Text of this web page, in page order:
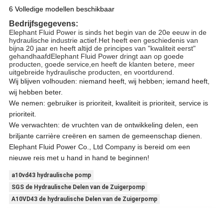
6 Volledige modellen beschikbaar
Bedrijfsgegevens:
Elephant Fluid Power is sinds het begin van de 20e eeuw in de
hydraulische industrie actief.Het heeft een geschiedenis van
bijna 20 jaar en heeft altijd de principes van "kwaliteit eerst"
gehandhaafdElephant Fluid Power dringt aan op goede
producten, goede service,en heeft de klanten betere, meer
uitgebreide hydraulische producten, en voortdurend.
Wij blijven volhouden: niemand heeft, wij hebben; iemand heeft,
wij hebben beter.
We nemen: gebruiker is prioriteit, kwaliteit is prioriteit, service is
prioriteit.
We verwachten: de vruchten van de ontwikkeling delen, een
briljante carrière creëren en samen de gemeenschap dienen.
Elephant Fluid Power Co., Ltd Company is bereid om een
nieuwe reis met u hand in hand te beginnen!
a10vd43 hydraulische pomp
SGS de Hydraulische Delen van de Zuigerpomp
A10VD43 de hydraulische Delen van de Zuigerpomp